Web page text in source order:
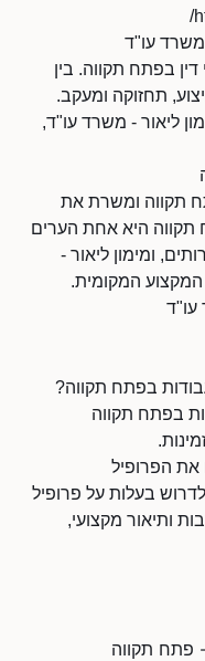
משרד עו"ד
בפתח תקווה. בין
תחזוקה ומעקב.
ליאור - משרד עו"ד,
תקווה ומשרת את
תקווה היא אחת הערים
ומימון ליאור -
המקומית.
עו"ד
בפתח תקווה?
בפתח תקווה
את הפרופיל
בעלות על פרופיל
ותיאור מקצועי,
פתח תקווה